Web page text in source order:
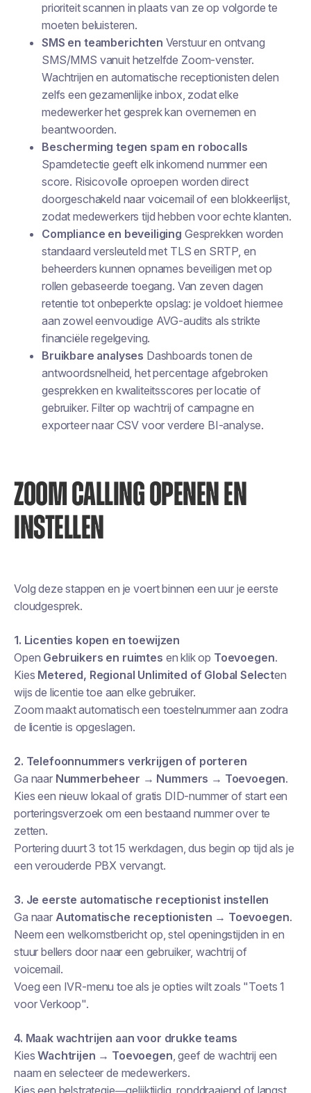
prioriteit scannen in plaats van ze op volgorde te
moeten beluisteren.
SMS en teamberichten Verstuur en ontvang
SMS/MMS vanuit hetzelfde Zoom-venster.
Wachtrijen en automatische receptionisten delen
zelfs een gezamenlijke inbox, zodat elke
medewerker het gesprek kan overnemen en
beantwoorden.
Bescherming tegen spam en robocalls
Spamdetectie geeft elk inkomend nummer een
score. Risicovolle oproepen worden direct
doorgeschakeld naar voicemail of een blokkeerlijst,
zodat medewerkers tijd hebben voor echte klanten.
Compliance en beveiliging Gesprekken worden
standaard versleuteld met TLS en SRTP, en
beheerders kunnen opnames beveiligen met op
rollen gebaseerde toegang. Van zeven dagen
retentie tot onbeperkte opslag: je voldoet hiermee
aan zowel eenvoudige AVG-audits als strikte
financiële regelgeving.
Bruikbare analyses Dashboards tonen de
antwoordsnelheid, het percentage afgebroken
gesprekken en kwaliteitsscores per locatie of
gebruiker. Filter op wachtrij of campagne en
exporteer naar CSV voor verdere BI-analyse.
ZOOM CALLING OPENEN EN
INSTELLEN
Volg deze stappen en je voert binnen een uur je eerste
cloudgesprek.
1. Licenties kopen en toewijzen
Open Gebruikers en ruimtes en klik op Toevoegen.
Kies Metered, Regional Unlimited of Global Selecten
wijs de licentie toe aan elke gebruiker.
Zoom maakt automatisch een toestelnummer aan zodra
de licentie is opgeslagen.
2. Telefoonnummers verkrijgen of porteren
Ga naar Nummerbeheer → Nummers → Toevoegen.
Kies een nieuw lokaal of gratis DID-nummer of start een
porteringsverzoek om een bestaand nummer over te
zetten.
Portering duurt 3 tot 15 werkdagen, dus begin op tijd als je
een verouderde PBX vervangt.
3. Je eerste automatische receptionist instellen
Ga naar Automatische receptionisten → Toevoegen.
Neem een welkomstbericht op, stel openingstijden in en
stuur bellers door naar een gebruiker, wachtrij of
voicemail.
Voeg een IVR-menu toe als je opties wilt zoals "Toets 1
voor Verkoop".
4. Maak wachtrijen aan voor drukke teams
KiesWachtrijen → Toevoegen, geef de wachtrij een
naam en selecteer de medewerkers.
Kies een belstrategie—gelijktijdig, ronddraaiend of langst